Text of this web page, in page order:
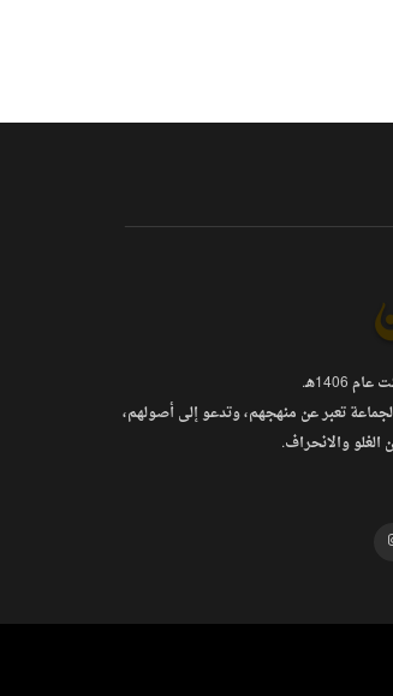
تعبر عن منهجهم، وتدعو إلى أصولهم،
والانحراف.